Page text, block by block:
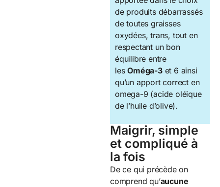
de produits débarrassés
de toutes graisses
oxydées, trans, tout en
respectant un bon
équilibre entre
lesOméga-3et 6 ainsi
qu’un apport correct en
omega-9 (acide oléique
de l’huile d’olive).
Maigrir, simple
et compliqué à
la fois
De ce qui précède on
comprend qu’aucune